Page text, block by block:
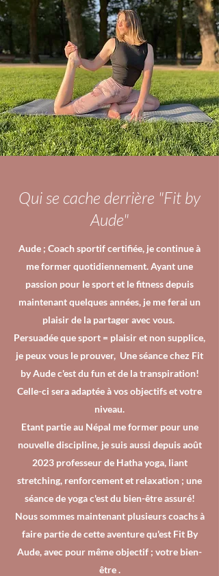
Qui se cache derrière "Fit by
Aude"
Aude ; Coach sportif certifiée, je continue à
me former quotidiennement. Ayant une
passion pour le sport et le fitness depuis
maintenant quelques années, je me ferai un
plaisir de la partager avec vous.
Persuadée que sport = plaisir et non supplice,
je peux vous le prouver, Une séance chez Fit
by Aude c'est du fun et de la transpiration!
Celle-ci sera adaptée à vos objectifs et votre
niveau.
Etant partie au Népal me former pour une
nouvelle discipline, je suis aussi depuis août
2023 professeur de Hatha yoga, liant
stretching, renforcement et relaxation ; une
séance de yoga c'est du bien-être assuré!
Nous sommes maintenant plusieurs coachs à
faire partie de cette aventure qu'est Fit By
Aude, avec pour même objectif ; votre bien-
être .